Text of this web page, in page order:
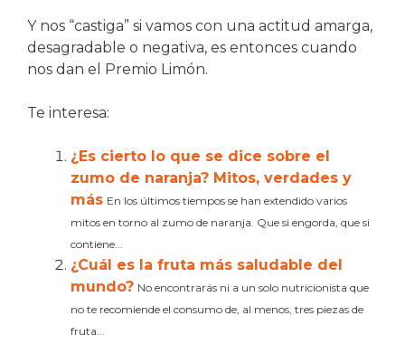
Y nos “castiga” si vamos con una actitud amarga,
desagradable o negativa, es entonces cuando
nos dan el Premio Limón.
Te interesa:
¿Es cierto lo que se dice sobre el
zumo de naranja? Mitos, verdades y
más En los últimos tiempos se han extendido varios
mitos en torno al zumo de naranja. Que si engorda, que si
contiene...
¿Cuál es la fruta más saludable del
mundo? No encontrarás ni a un solo nutricionista que
no te recomiende el consumo de, al menos, tres piezas de
fruta...